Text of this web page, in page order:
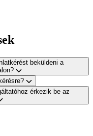
beküldeni a
érkezik be az